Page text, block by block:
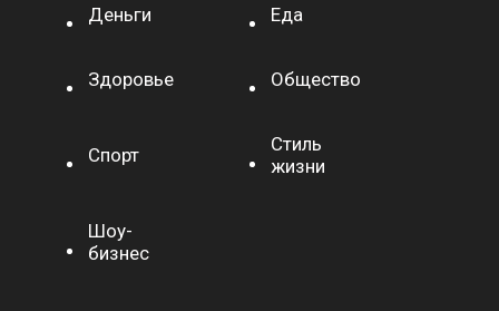
Деньги Еда
Здоровье Общество
Спорт
Стиль
жизни
Шоу-
бизнес